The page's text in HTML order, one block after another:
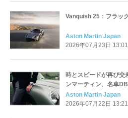
Vanquish 25：フラッ
Aston Martin Japan
2026年07月23日 13:01
時とスピードが再び交
ンマーティン、名車
Aston Martin Japan
2026年07月22日 13:21